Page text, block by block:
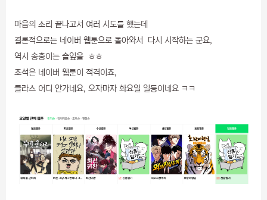
마음의 소리 끝나고서 여러 시도를 했는데
결론적으로는 네이버 웹툰으로 돌아와서 다시 시작하는 군요,
역시 송충이는 솔잎을 ㅎㅎ
조석은 네이버 웹툰이 적격이죠,
클라스 어디 안가네요, 오자마자 화요일 일등이네요 ㅋㅋ